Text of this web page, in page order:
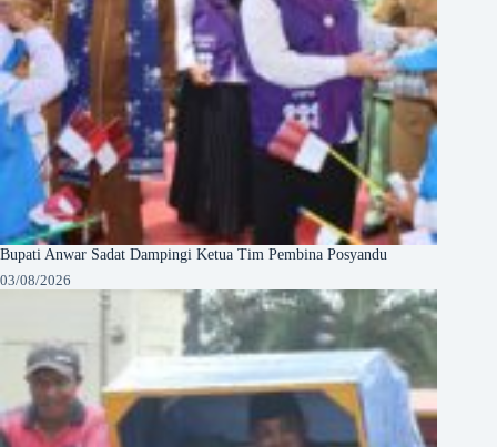
Bupati Anwar Sadat Dampingi Ketua Tim Pembina Posyandu
03/08/2026